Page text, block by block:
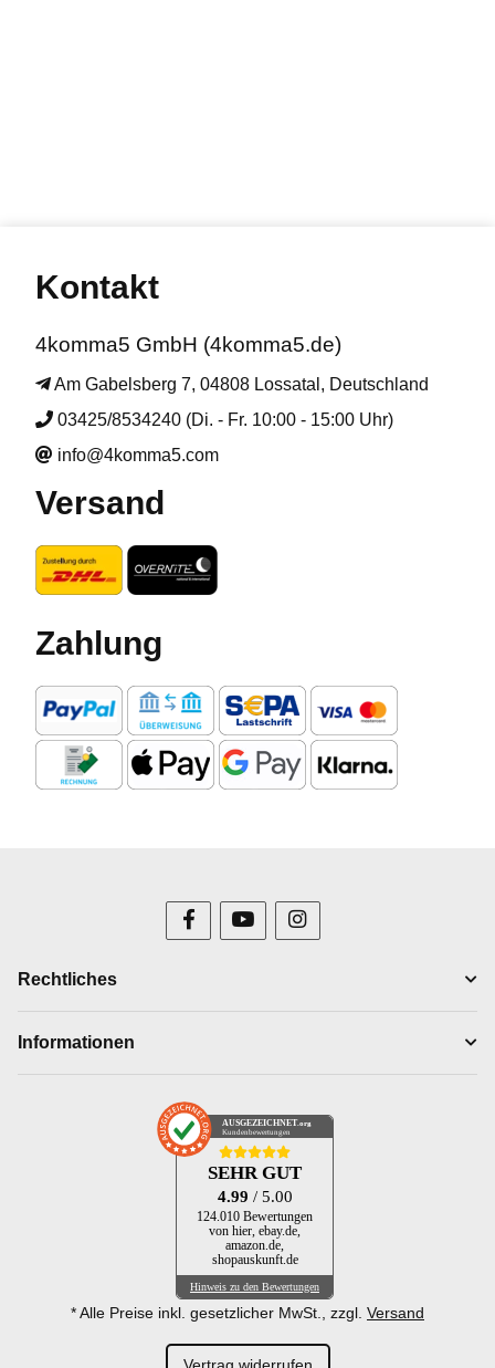
Kontakt
4komma5 GmbH (4komma5.de)
Am Gabelsberg 7, 04808 Lossatal, Deutschland
03425/8534240 (Di. - Fr. 10:00 - 15:00 Uhr)
info@4komma5.com
Versand
Zahlung
Rechtliches
Informationen
AUSGEZEICHNET .org
Kundenbewertungen
SEHR GUT
4.99 / 5.00
124.010 Bewertungen
von hier, ebay.de,
amazon.de,
shopauskunft.de
Hinweis zu den Bewertungen
* Alle Preise inkl. gesetzlicher MwSt., zzgl. Versand
Vertrag widerrufen